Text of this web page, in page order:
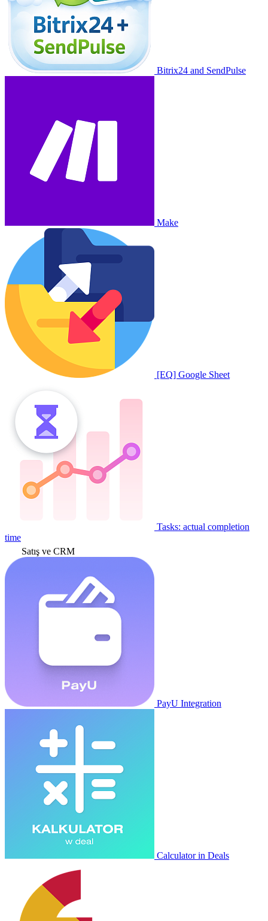
Bitrix24 and SendPulse
Make
[EQ] Google Sheet
Tasks: actual completion
time
Satış ve CRM
PayU Integration
Calculator in Deals